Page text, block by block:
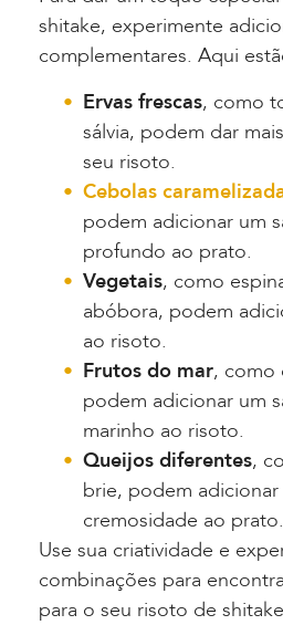
shitake, experimente
complementares. Aqui
Ervas frescas, como
sálvia, podem dar
seu risoto.
Cebolas
podem adicionar um
profundo ao prato.
Vegetais, como
abóbora, podem
ao risoto.
Frutos do mar, como
podem adicionar um
marinho ao risoto.
Queijos diferentes,
brie, podem
cremosidade ao prato.
Use sua criatividade e
combinações para
para o seu risoto de